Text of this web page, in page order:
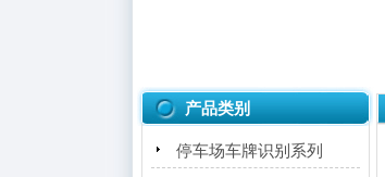
产品类别
停车场车牌识别系列